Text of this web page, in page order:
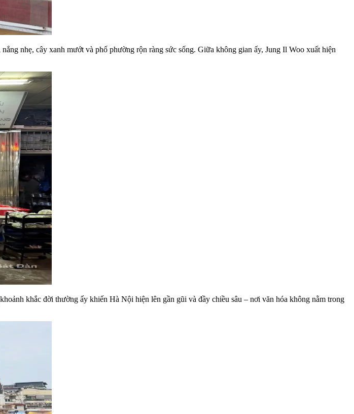
nhẹ, cây xanh mướt và phố phường rộn ràng sức sống. Giữa không gian ấy, Jung Il Woo xuất hiện
khắc đời thường ấy khiến Hà Nội hiện lên gần gũi và đầy chiều sâu – nơi văn hóa không nằm trong